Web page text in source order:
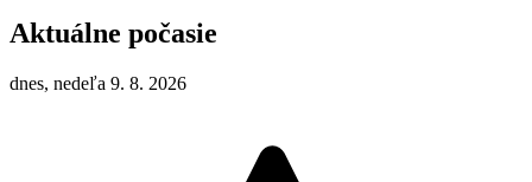
Aktuálne počasie
dnes, nedeľa 9. 8. 2026